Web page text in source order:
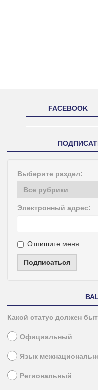
FACEBOOK
Выберите раздел:
Электронный адрес:
Отпишите меня
Подписаться
Какой статус должен
Официальный
Язык
Региональный